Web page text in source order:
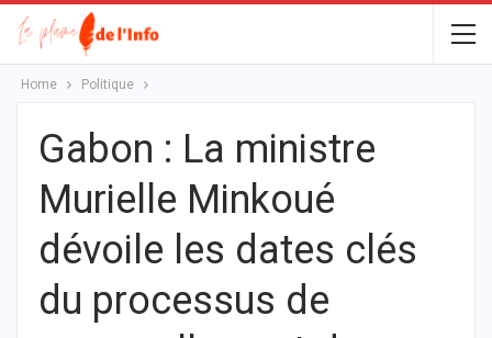
Home Politique
Gabon : La ministre
Murielle Minkoué
dévoile les dates clés
du processus de